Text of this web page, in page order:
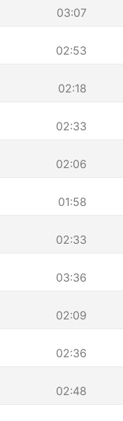
03:07
02:53
02:18
02:33
02:06
01:58
02:33
03:36
02:09
02:36
02:48